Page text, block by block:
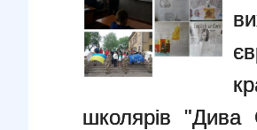
школярів "Дива